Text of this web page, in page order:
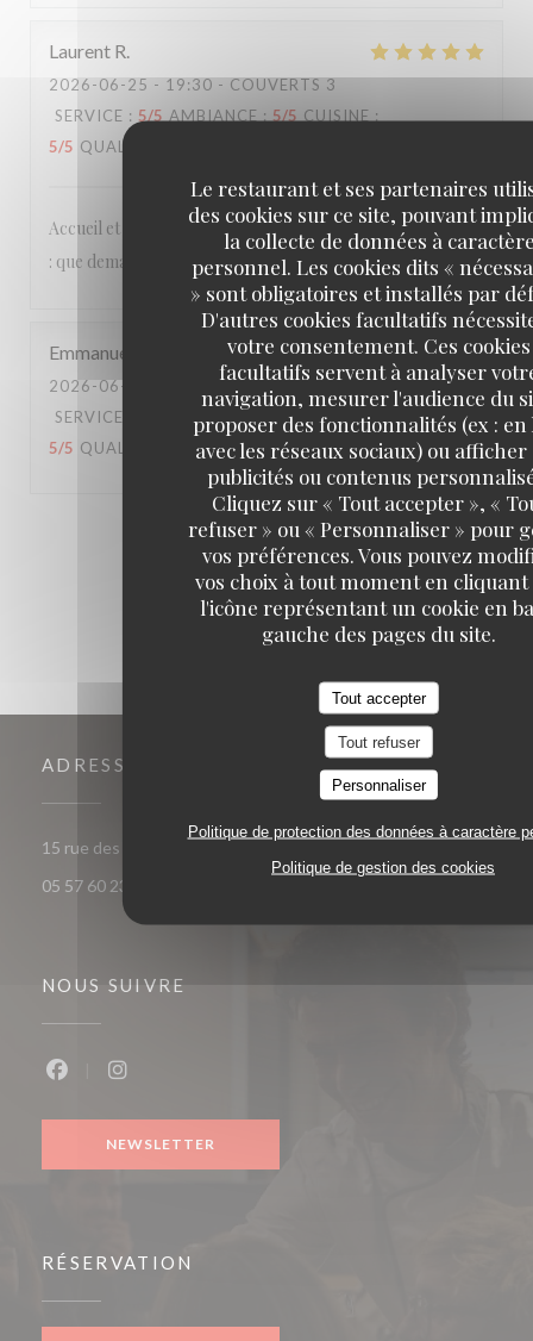
Le restaurant et ses partenaires
des cookies sur ce site, pouvant
la collecte de données à
personnel. Les cookies dits «
» sont obligatoires et installés par
D'autres cookies facultatifs
votre consentement. Ces cookies
facultatifs servent à analyser
navigation, mesurer l'audience du
proposer des fonctionnalités (ex : en
avec les réseaux sociaux) ou afficher
publicités ou contenus
Cliquez sur « Tout accepter », «
refuser » ou « Personnaliser » pour
vos préférences. Vous pouvez
vos choix à tout moment en
l'icône représentant un cookie en
gauche des pages du site.
Tout accepter
Tout refuser
Personnaliser
Politique de protection des données à caractère
Politique de gestion des cookies
Laurent R
2026-06-25 - 19:30 - COUVERTS 3
SERVICE : 5/5 AMBIANCE : 5/5 CUISINE :
5/5 QUALITÉ / PRIX
Accueil et services agréables et détendus, cuisine délicieuse
: que demander de plus ?
Emmanuel
2026-06-20
- 20:15 - COUVERTS 2
SERVICE
/5 CUISINE
5/5 QUALITÉ / PRIX: 4/5
1 2 3
ADRESSE
15 rue des frères Bonie 33000 Bordeaux ((ouvre une nouvelle
05 57 60 23 56
NOUS SUIVRE
NEWSLETTER
RÉSERVATION